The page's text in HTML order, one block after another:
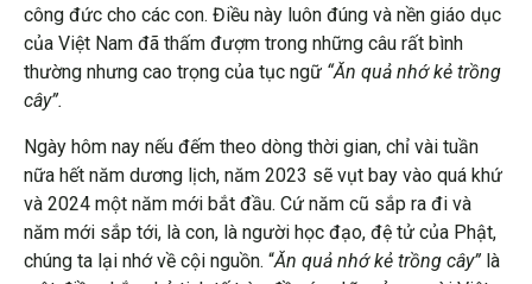
công đức cho các con. Điều này luôn đúng và nền giáo dục
của Việt Nam đã thấm đượm trong những câu rất bình
thường nhưng cao trọng của tục ngữ “Ăn quả nhớ kẻ trồng
cây”.
Ngày hôm nay nếu đếm theo dòng thời gian, chỉ vài tuần
nữa hết năm dương lịch, năm 2023 sẽ vụt bay vào quá khứ
và 2024 một năm mới bắt đầu. Cứ năm cũ sắp ra đi và
năm mới sắp tới, là con, là người học đạo, đệ tử của Phật,
chúng ta lại nhớ về cội nguồn. “Ăn quả nhớ kẻ trồng cây” là